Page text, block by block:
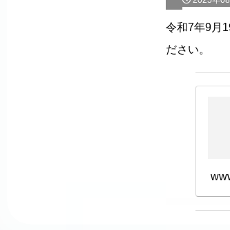
令和7年9月
ださい。